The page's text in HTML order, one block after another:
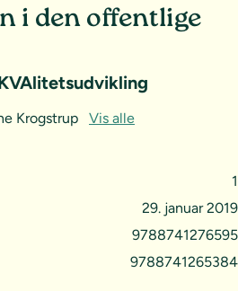
1
29. januar 2019
9788741276595
9788741265384
i den offentlige
Krogstrup Vis alle